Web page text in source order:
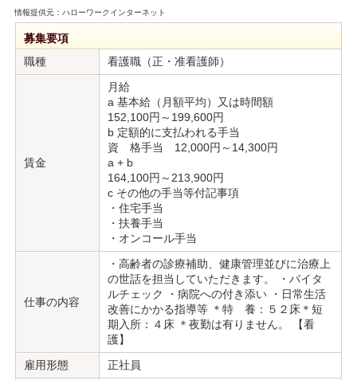
情報提供元：ハローワークインターネット
募集要項
職種
看護職（正・准看護師）
賃金
月給
a 基本給（月額平均）又は時間額
152,100円～199,600円
b 定額的に支払われる手当
資 格手当 12,000円～14,300円
a + b
164,100円～213,900円
c その他の手当等付記事項
・住宅手当
・扶養手当
・オンコール手当
仕事の内容
・高齢者の診療補助、健康管理並びに治療上
の世話を担当していただきます。 ・バイタ
ルチェック ・病院への付き添い ・日常生活
改善にかかる指導等 ＊特 養：５２床＊短
期入所：４床 ＊夜勤は有りません。 【看
護】
雇用形態
正社員